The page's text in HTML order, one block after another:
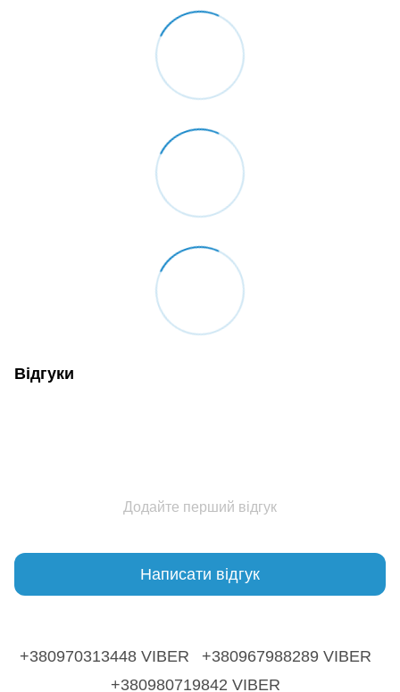
Відгуки
Додайте перший відгук
Написати відгук
+380970313448 VIBER
+380967988289 VIBER
+380980719842 VIBER